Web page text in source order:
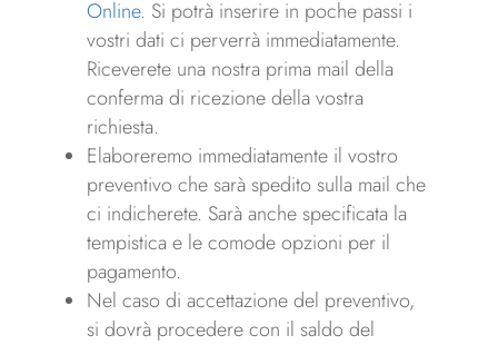
Online. Si potrà inserire in poche passi i
vostri dati ci perverrà immediatamente.
Riceverete una nostra prima mail della
conferma di ricezione della vostra
richiesta.
Elaboreremo immediatamente il vostro
preventivo che sarà spedito sulla mail che
ci indicherete. Sarà anche specificata la
tempistica e le comode opzioni per il
pagamento.
Nel caso di accettazione del preventivo,
si dovrà procedere con il saldo del